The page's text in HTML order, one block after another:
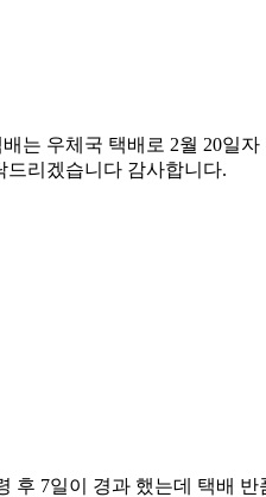
우체국 택배로 2월 20일
리겠습니다 감사합니다.
7일이 경과 했는데 택배